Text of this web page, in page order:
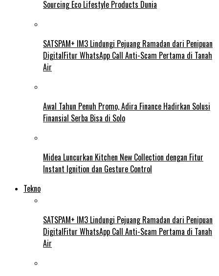
Sourcing Eco Lifestyle Products Dunia
SATSPAM+ IM3 Lindungi Pejuang Ramadan dari Penipuan
DigitalFitur WhatsApp Call Anti-Scam Pertama di Tanah
Air
Awal Tahun Penuh Promo, Adira Finance Hadirkan Solusi
Finansial Serba Bisa di Solo
Midea Luncurkan Kitchen New Collection dengan Fitur
Instant Ignition dan Gesture Control
Tekno
SATSPAM+ IM3 Lindungi Pejuang Ramadan dari Penipuan
DigitalFitur WhatsApp Call Anti-Scam Pertama di Tanah
Air